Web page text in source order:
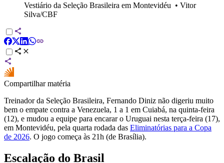
Vestiário da Seleção Brasileira em Montevidéu • Vitor
Silva/CBF
Compartilhar matéria
Treinador da Seleção Brasileira, Fernando Diniz não digeriu muito
bem o empate contra a Venezuela, 1 a 1 em Cuiabá, na quinta-feira
(12), e mudou a equipe para encarar o Uruguai nesta terça-feira (17),
em Montevidéu, pela quarta rodada das Eliminatórias para a Copa
de 2026. O jogo começa às 21h (de Brasília).
Escalação do Brasil